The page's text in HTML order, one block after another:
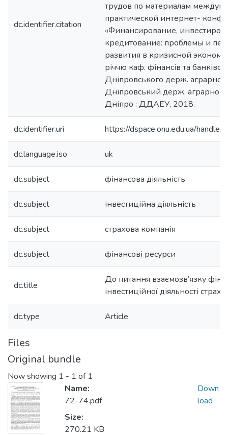
dc.identifier.citation
трудов по материалам
практической интернет-
«Финансирование,
кредитование: проблемы и
развития в кризисной
річчю каф. фінансів та
Дніпровського держ. аграрно-
Дніпровський держ. аграрно-
Дніпро : ДДАЕУ, 2018.
dc.identifier.uri https://dspace.onu.edu.ua/
dc.language.iso uk
dc.subject фінансова діяльність
dc.subject інвестиційна діяльність
dc.subject страхова компанія
dc.subject фінансові ресурси
dc.title
До питання взаємозв’язку
інвестиційної діяльності
dc.type Article
Files
Original bundle
Now showing 1 - 1 of 1
Name:
72-74.pdf
Size:
270.21 KB
Down
load